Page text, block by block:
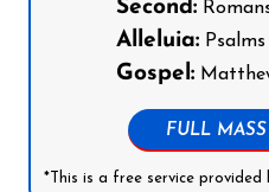
Second:
Alleluia: Psalms
Gospel:
FULL
*This is a free service provided